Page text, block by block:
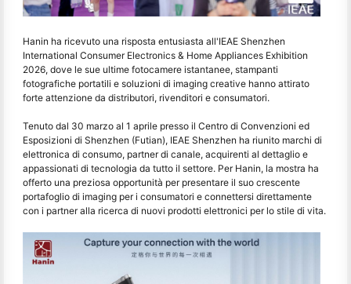
Hanin ha ricevuto una risposta entusiasta all'IEAE Shenzhen
International Consumer Electronics & Home Appliances Exhibition
2026, dove le sue ultime fotocamere istantanee, stampanti
fotografiche portatili e soluzioni di imaging creative hanno attirato
forte attenzione da distributori, rivenditori e consumatori.
Tenuto dal 30 marzo al 1 aprile presso il Centro di Convenzioni ed
Esposizioni di Shenzhen (Futian), IEAE Shenzhen ha riunito marchi di
elettronica di consumo, partner di canale, acquirenti al dettaglio e
appassionati di tecnologia da tutto il settore. Per Hanin, la mostra ha
offerto una preziosa opportunità per presentare il suo crescente
portafoglio di imaging per i consumatori e connettersi direttamente
con i partner alla ricerca di nuovi prodotti elettronici per lo stile di vita.